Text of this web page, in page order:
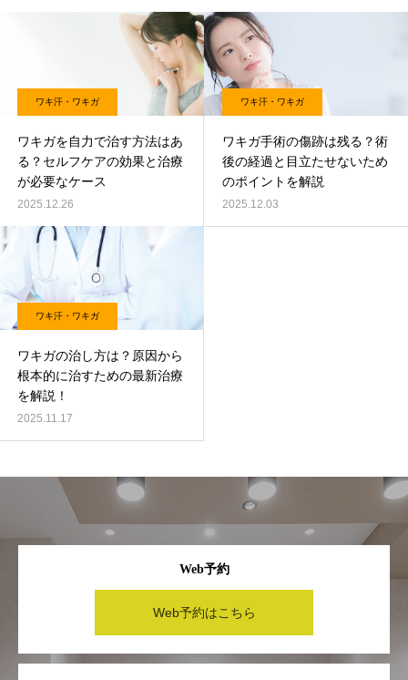
ワキ汗・ワキガ
ワキガを自力で治す方法はあ
る？セルフケアの効果と治療
が必要なケース
2025.12.26
ワキ汗・ワキガ
ワキガ手術の傷跡は残る？術
後の経過と目立たせないため
のポイントを解説
2025.12.03
ワキ汗・ワキガ
ワキガの治し方は？原因から
根本的に治すための最新治療
を解説！
2025.11.17
Web予約
Web予約はこちら